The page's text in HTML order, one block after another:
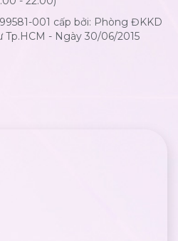
001 cấp bởi: Phòng ĐKKD
Tp.HCM - Ngày 30/06/2015